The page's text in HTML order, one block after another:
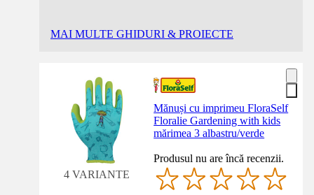
MAI MULTE GHIDURI & PROIECTE
4 VARIANTE
Mănuși cu imprimeu FloraSelf
Floralie Gardening with kids
mărimea 3 albastru/verde
Produsul nu are încă recenzii.